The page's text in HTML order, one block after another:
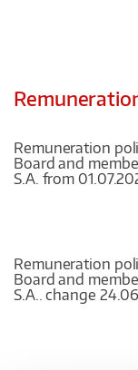
Remuneration
Board and
S.A. from
Remuneration
Board and
S.A.. change